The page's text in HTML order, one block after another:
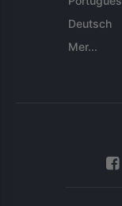
Deutsch
Mer...